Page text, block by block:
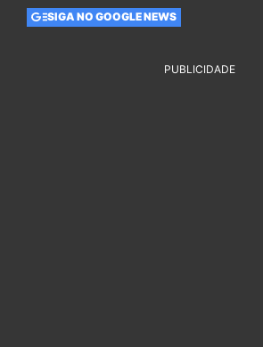
SIGA NO GOOGLE NEWS
PUBLICIDADE